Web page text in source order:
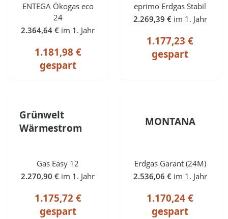
ENTEGA Ökogas eco
24
2.364,64 € im 1. Jahr
1.181,98 €
gespart
eprimo Erdgas Stabil
2.269,39 € im 1. Jahr
1.177,23 €
gespart
Grünwelt
Wärmestrom
Gas Easy 12
2.270,90 € im 1. Jahr
1.175,72 €
gespart
MONTANA
Erdgas Garant (24M)
2.536,06 € im 1. Jahr
1.170,24 €
gespart